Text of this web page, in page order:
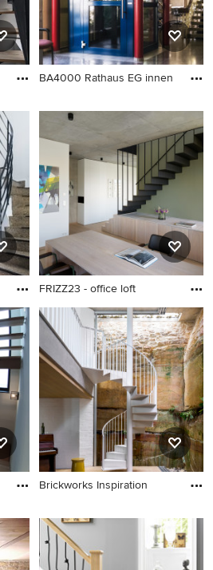
BA4000 Rathaus EG innen
FRIZZ23 - office loft
Brickworks Inspiration